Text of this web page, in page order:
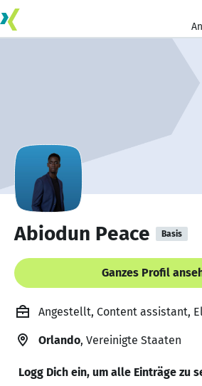
Abiodun Peace Basis
Ganzes Profil
Angestellt, Content assistant,
Orlando, Vereinigte Staaten
Logg Dich ein, um alle Einträge zu